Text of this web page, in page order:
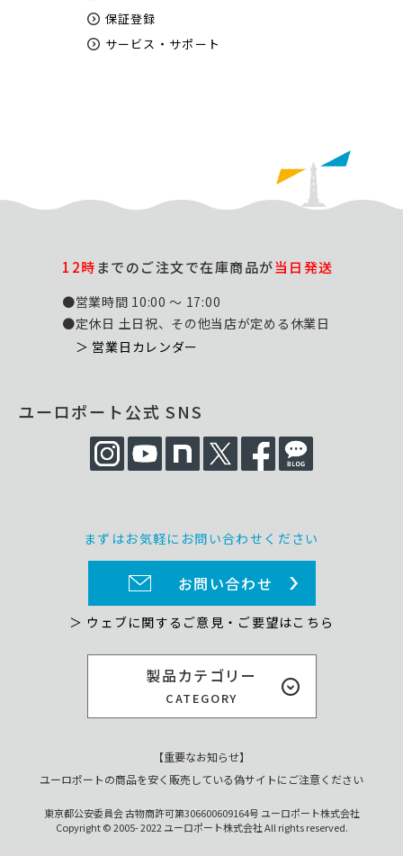
保証登録
サービス・サポート
製品カテゴリー
CATEGORY
12時までのご注文で在庫商品が当日発送
●営業時間 10:00 ～ 17:00
●定休日 土日祝、その他当店が定める休業日
＞ 営業日カレンダー
ユーロポート公式 SNS
まずはお気軽にお問い合わせください
お問い合わせ
＞ ウェブに関するご意見・ご要望はこちら
【重要なお知らせ】
ユーロポートの商品を安く販売している偽サイトにご注意ください
東京都公安委員会 古物商許可第306600609164号 ユーロポート株式会社
Copyright © 2005- 2022 ユーロポート株式会社 All rights reserved.